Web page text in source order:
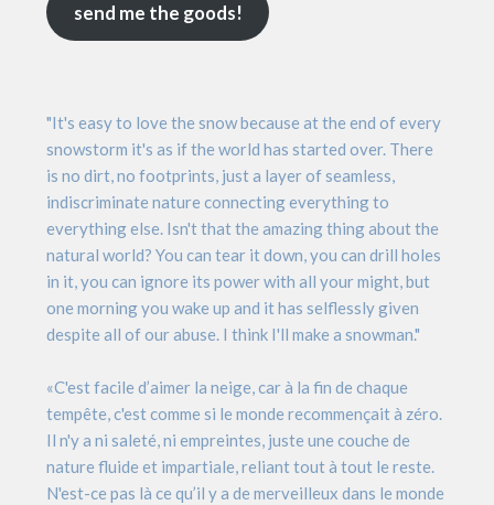
send me the goods!
"It's easy to love the snow because at the end of every
snowstorm it's as if the world has started over. There
is no dirt, no footprints, just a layer of seamless,
indiscriminate nature connecting everything to
everything else. Isn't that the amazing thing about the
natural world? You can tear it down, you can drill holes
in it, you can ignore its power with all your might, but
one morning you wake up and it has selflessly given
despite all of our abuse. I think I'll make a snowman."
«C'est facile d’aimer la neige, car à la fin de chaque
tempête, c'est comme si le monde recommençait à zéro.
Il n'y a ni saleté, ni empreintes, juste une couche de
nature fluide et impartiale, reliant tout à tout le reste.
N'est-ce pas là ce qu’il y a de merveilleux dans le monde